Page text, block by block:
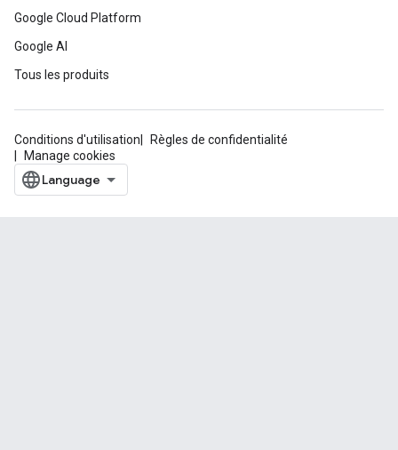
Google Cloud Platform
Google AI
Tous les produits
Conditions d'utilisation
Règles de confidentialité
Manage cookies